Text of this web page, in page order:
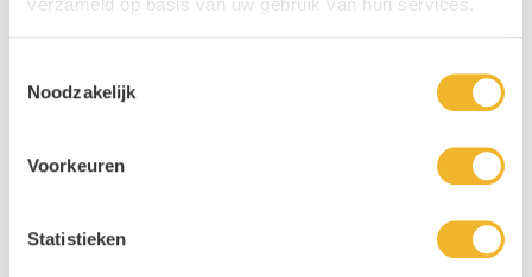
Noodzakelijk
Voorkeuren
Statistieken